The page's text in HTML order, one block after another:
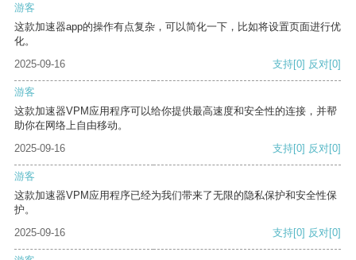
游客
这款加速器app的操作有点复杂，可以简化一下，比如将设置页面进行优
化。
2025-09-16
支持[0] 反对[0]
游客
这款加速器VPM应用程序可以给你提供最高速度和安全性的连接，并帮
助你在网络上自由移动。
2025-09-16
支持[0] 反对[0]
游客
这款加速器VPM应用程序已经为我们带来了无限的隐私保护和安全性保
护。
2025-09-16
支持[0] 反对[0]